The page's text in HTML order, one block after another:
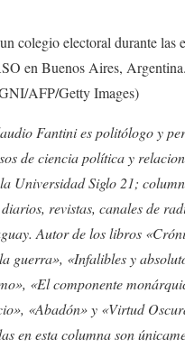
colegio electoral durante las
en Buenos Aires,
AFP/Getty Images)
Fantini es politólogo y
de ciencia política y
Universidad Siglo 21;
revistas, canales de
Autor de los libros
guerra», «Infalibles y
«El componente
«Abadón» y «Virtud
en esta columna son